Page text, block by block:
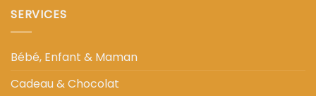
SERVICES
Bébé, Enfant & Maman
Cadeau & Chocolat